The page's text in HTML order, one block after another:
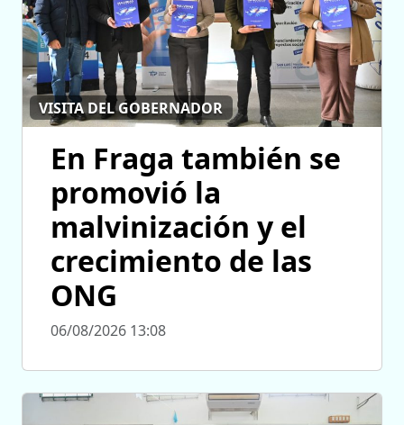
VISITA DEL GOBERNADOR
En Fraga también se
promovió la
malvinización y el
crecimiento de las
ONG
06/08/2026 13:08